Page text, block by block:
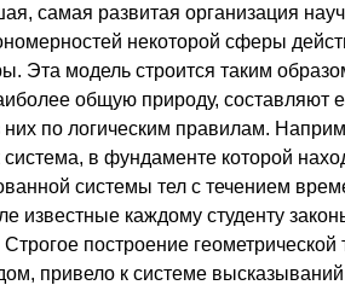
самая разви­тая организация
некоторой сферы
Эта модель строится таким
общую природу, состав­ляют
по логическим правилам.
система, в фундаменте которой
системы тел с течением
известные каждому студенту
Строгое построение
привело к системе